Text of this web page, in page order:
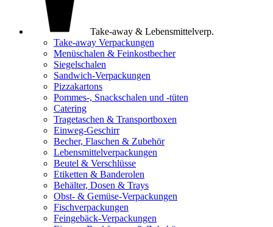
Take-away & Lebensmittelverp.
Take-away Verpackungen
Menüschalen & Feinkostbecher
Siegelschalen
Sandwich-Verpackungen
Pizzakartons
Pommes-, Snackschalen und -tüten
Catering
Tragetaschen & Transportboxen
Einweg-Geschirr
Becher, Flaschen & Zubehör
Lebensmittelverpackungen
Beutel & Verschlüsse
Etiketten & Banderolen
Behälter, Dosen & Trays
Obst- & Gemüse-Verpackungen
Fischverpackungen
Feingebäck-Verpackungen